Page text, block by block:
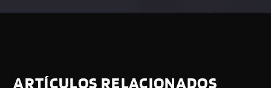
ARTÍCULOS RELACIONADOS